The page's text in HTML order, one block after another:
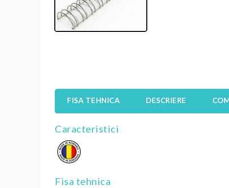
FISA TEHNICA DESCRIERE
Caracteristici
Fisa tehnica